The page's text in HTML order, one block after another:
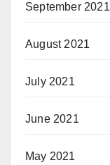
September 2021
August 2021
July 2021
June 2021
May 2021